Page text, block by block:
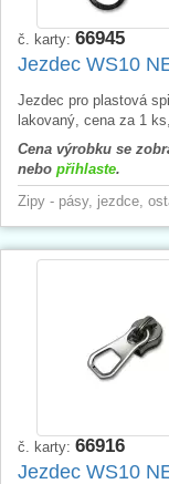
č. karty: 66945
Jezdec WS10
Jezdec pro plastová
lakovaný, cena za 1
Cena výrobku se
nebo přihlaste.
Zipy - pásy, jezdce,
č. karty: 66916
Jezdec WS10